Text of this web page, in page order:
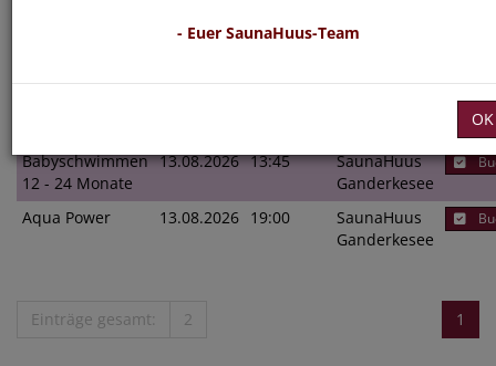
Babyschwimmen
12 - 24 Monate
13.08.2026 13:45
SaunaHuus
Ganderkesee
Aqua Power 13.08.2026 19:00
SaunaHuus
Ganderkesee
1
Einträge gesamt: 2
- Euer SaunaHuus-Team
OK